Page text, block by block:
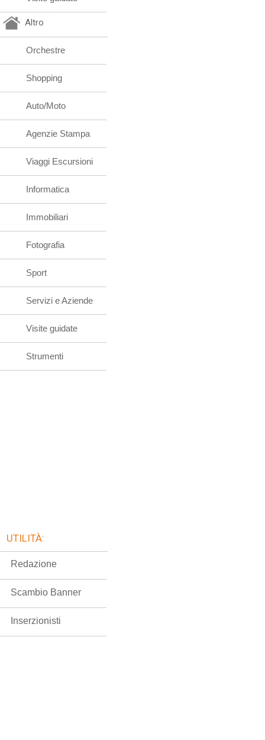
Altro
Orchestre
Shopping
Auto/Moto
Agenzie Stampa
Viaggi Escursioni
Informatica
Immobiliari
Fotografia
Sport
Servizi e Aziende
Visite guidate
Strumenti
UTILITÀ:
Redazione
Scambio Banner
Inserzionisti